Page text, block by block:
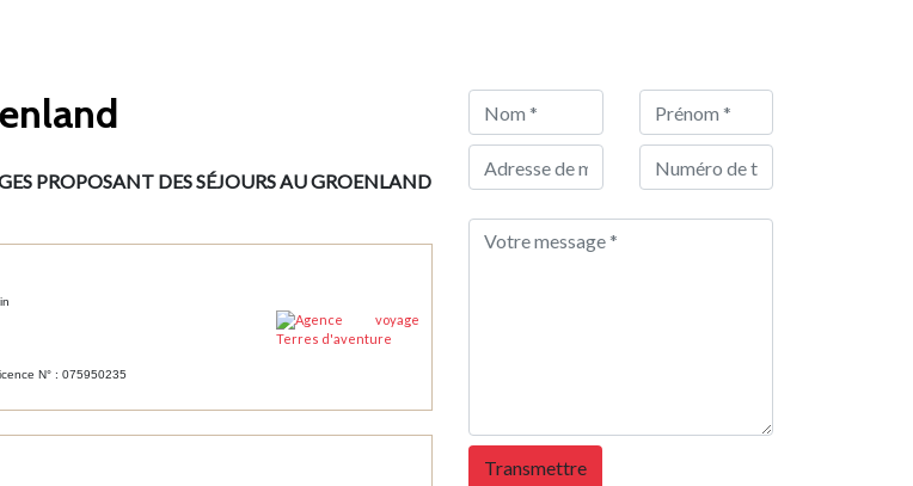
PROPOSANT DES SÉJOURS AU GROENLAND
N° : 075950235